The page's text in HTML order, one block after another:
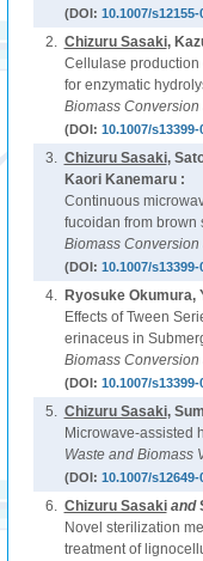
(DOI: 10.1007/
2. Chizuru Sasaki,
Cellulase
for enzymatic
Biomass Conversion
(DOI: 10.1007/s13399-
3. Chizuru Sasaki,
Kaori Kanemaru :
Continuous
fucoidan from brown
Biomass Conversion
(DOI: 10.1007/s13399-
4. Ryosuke Okumura,
Effects of Tween
erinaceus in
Biomass Conversion
(DOI: 10.1007/s13399-
5. Chizuru Sasaki,
Microwave-assisted
Waste and Biomass
(DOI: 10.1007/s12649-
6. Chizuru Sasakiand
Novel sterilization
treatment of